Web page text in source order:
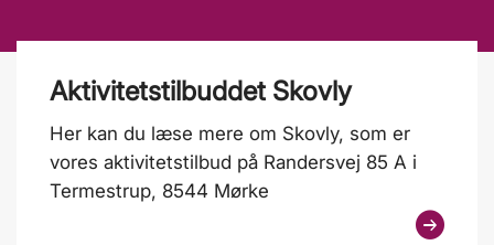
Aktivitetstilbuddet Skovly
Her kan du læse mere om Skovly, som er
vores aktivitetstilbud på Randersvej 85 A i
Termestrup, 8544 Mørke